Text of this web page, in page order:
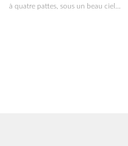
à quatre pattes, sous un beau ciel...